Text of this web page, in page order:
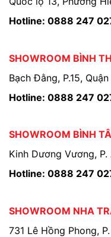
Hotline: 0888 247
SHOWROOM BÌNH
Bạch Đằng, P.15,
Hotline: 0888 247
SHOWROOM BÌNH
Kinh Dương Vương, P.
Hotline: 0888 247
SHOWROOM NHA
731 Lê Hồng Phong,